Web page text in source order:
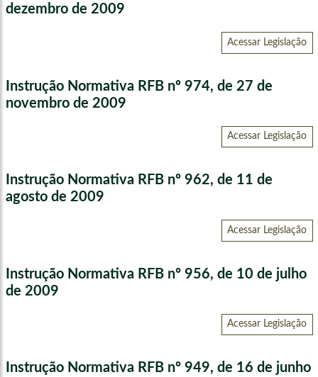
dezembro de 2009
Acessar Legislação
Instrução Normativa RFB nº 974, de 27 de
novembro de 2009
Acessar Legislação
Instrução Normativa RFB nº 962, de 11 de
agosto de 2009
Acessar Legislação
Instrução Normativa RFB nº 956, de 10 de julho
de 2009
Acessar Legislação
Instrução Normativa RFB nº 949, de 16 de junho